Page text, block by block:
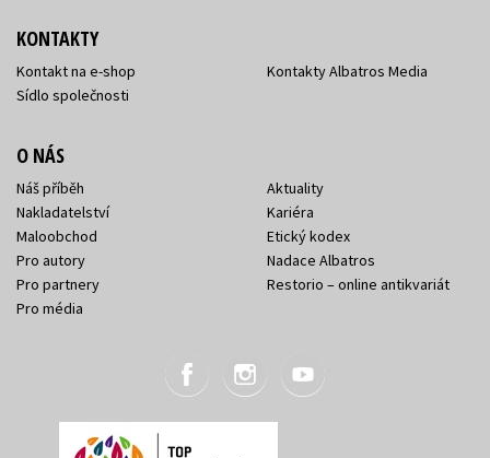
KONTAKTY
Kontakt na e-shop
Sídlo společnosti
Kontakty Albatros Media
O NÁS
Náš příběh
Nakladatelství
Maloobchod
Pro autory
Pro partnery
Pro média
Aktuality
Kariéra
Etický kodex
Nadace Albatros
Restorio – online antikvariát